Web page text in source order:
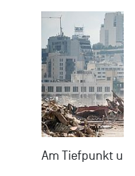
Am Tiefpunkt